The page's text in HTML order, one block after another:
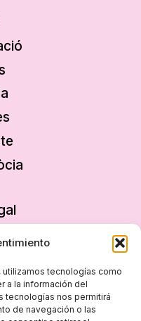
tecnologías como
a la información del
tecnologías nos permitirá
de navegación o las